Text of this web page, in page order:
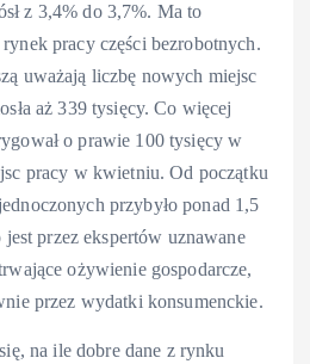
z 3,4% do 3,7%. Ma to
pracy części bezrobotnych.
uważają liczbę nowych miejsc
aż 339 tysięcy. Co więcej
o prawie 100 tysięcy w
pracy w kwietniu. Od początku
przybyło ponad 1,5
przez ekspertów uznawane
ożywienie gospodarcze,
przez wydatki konsumenckie.
na ile dobre dane z rynku